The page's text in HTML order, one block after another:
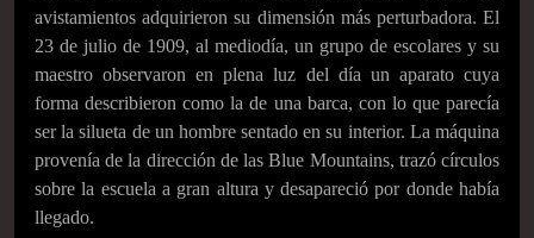
avistamientos adquirieron su dimensión más perturbadora. El
23 de julio de 1909, al mediodía, un grupo de escolares y su
maestro observaron en plena luz del día un aparato cuya
forma describieron como la de una barca, con lo que parecía
ser la silueta de un hombre sentado en su interior. La máquina
provenía de la dirección de las Blue Mountains, trazó círculos
sobre la escuela a gran altura y desapareció por donde había
llegado.